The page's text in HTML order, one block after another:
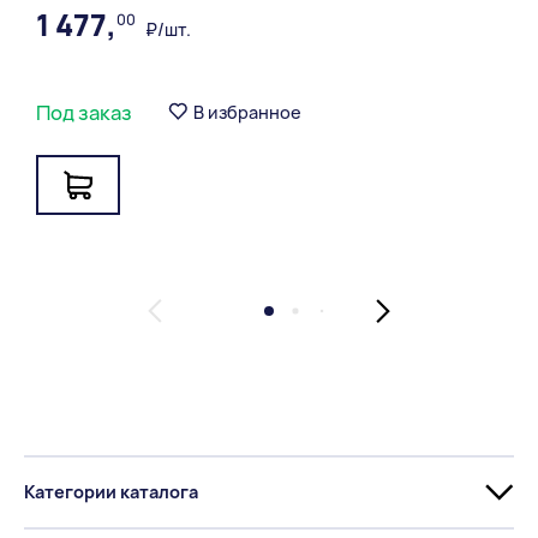
Теплопроводность каменной кладки кирпич
лицевой 1NF красный.pdf
тм-250.pdf
Теплопроводность каменной кладки PO®OMAX
тм-280.pdf
Санитарно-эпидемиологические заключения по
Кирпич керамический лицевой пустотелый
Руст»,«Евро Арабика»,«Евро Мокко-Bunt»,«Евро
Мокко-Bunt-Руст»).pdf
1 477,00 ₽/шт.
Под заказ В избранное
Категории каталога